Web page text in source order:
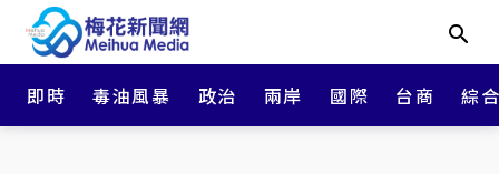
即時 毒油風暴 政治 兩岸 國際 台商 綜